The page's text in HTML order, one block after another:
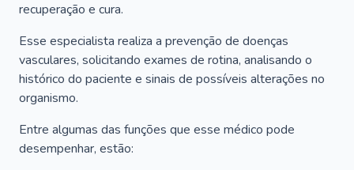
recuperação e cura.
Esse especialista realiza a prevenção de doenças
vasculares, solicitando exames de rotina, analisando o
histórico do paciente e sinais de possíveis alterações no
organismo.
Entre algumas das funções que esse médico pode
desempenhar, estão: